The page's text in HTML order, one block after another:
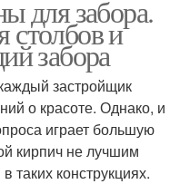
для забора.
столбов и
забора
застройщик
о красоте. Однако, и
играет большую
кирпич не лучшим
таких конструкциях.